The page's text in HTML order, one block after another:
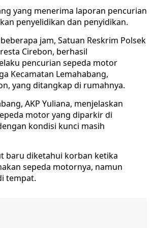
yang menerima laporan pencurian
penyelidikan dan penyidikan.
jam, Satuan Reskrim Polsek
Cirebon, berhasil
pencurian sepeda motor
Kecamatan Lemahabang,
yang ditangkap di rumahnya.
AKP Yuliana, menjelaskan
motor yang diparkir di
kondisi kunci masih
baru diketahui korban ketika
sepeda motornya, namun
tempat.